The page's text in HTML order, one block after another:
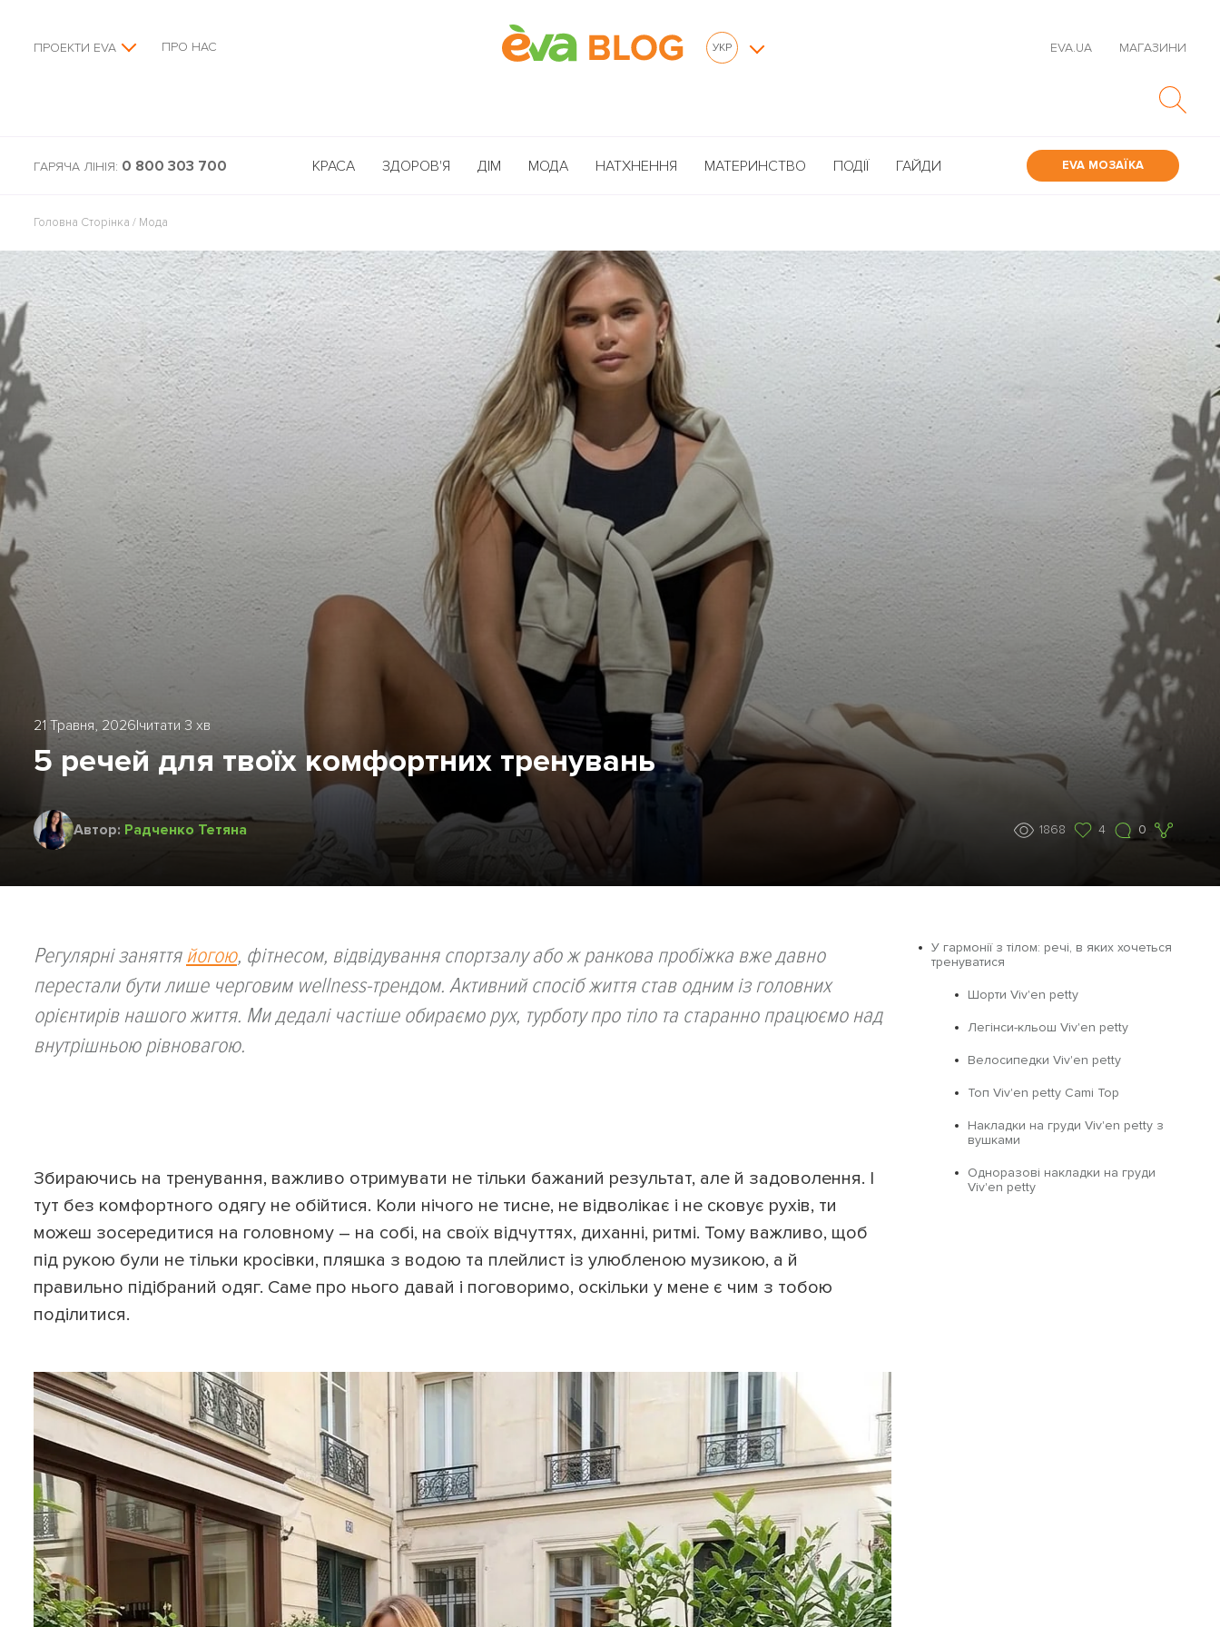
ПРОЕКТИ EVA ПРО НАС УКР EVA.UA МАГАЗИНИ
ГАРЯЧА ЛІНІЯ: 0 800 303 700 КРАСА ЗДОРОВ'Я ДІМ МОДА НАТХНЕННЯ МАТЕРИНСТВО ПОДІЇ ГАЙДИ EVA МОЗАЇКА
Головна Сторінка / Мода
21 Травня, 2026|читати 3 хв
5 речей для твоїх комфортних тренувань
Автор: Радченко Тетяна 1868 4 0
Регулярні заняттяйогою, фітнесом, відвідування спортзалу або ж ранкова пробіжка вже давно
перестали бути лише черговим wellness-трендом. Активний спосіб життя став одним із головних
орієнтирів нашого життя. Ми дедалі частіше обираємо рух, турботу про тіло та старанно працюємо над
внутрішньою рівновагою.
У гармонії з тілом: речі, в яких хочеться
тренуватися
Шорти Viv'en petty
Легінси-кльош Viv'en petty
Велосипедки Viv'en petty
Топ Viv'en petty Cami Top
Накладки на груди Viv'en petty з
вушками
Одноразові накладки на груди
Viv'en petty
Збираючись на тренування, важливо отримувати не тільки бажаний результат, але й задоволення. І
тут без комфортного одягу не обійтися. Коли нічого не тисне, не відволікає і не сковує рухів, ти
можеш зосередитися на головному – на собі, на своїх відчуттях, диханні, ритмі. Тому важливо, щоб
під рукою були не тільки кросівки, пляшка з водою та плейлист із улюбленою музикою, а й
правильно підібраний одяг. Саме про нього давай і поговоримо, оскільки у мене є чим з тобою
поділитися.